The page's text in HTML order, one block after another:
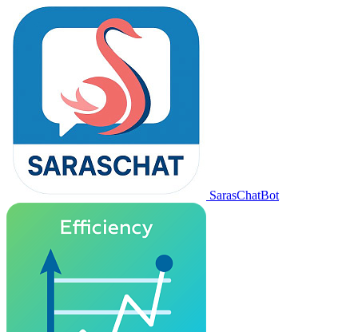
SarasChatBot